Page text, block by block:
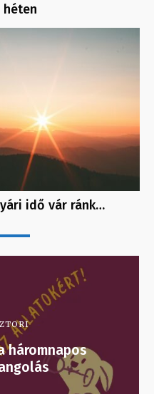
héten
idő vár ránk…
háromnapos